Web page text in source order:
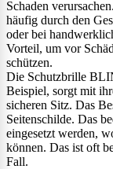
Schaden
häufig durch den
oder bei
Vorteil, um vor
schützen.
Die Schutzbrille
Beispiel, sorgt mit
sicheren Sitz. Das
Seitenschilde. Das
eingesetzt werden,
können. Das ist oft
Fall.